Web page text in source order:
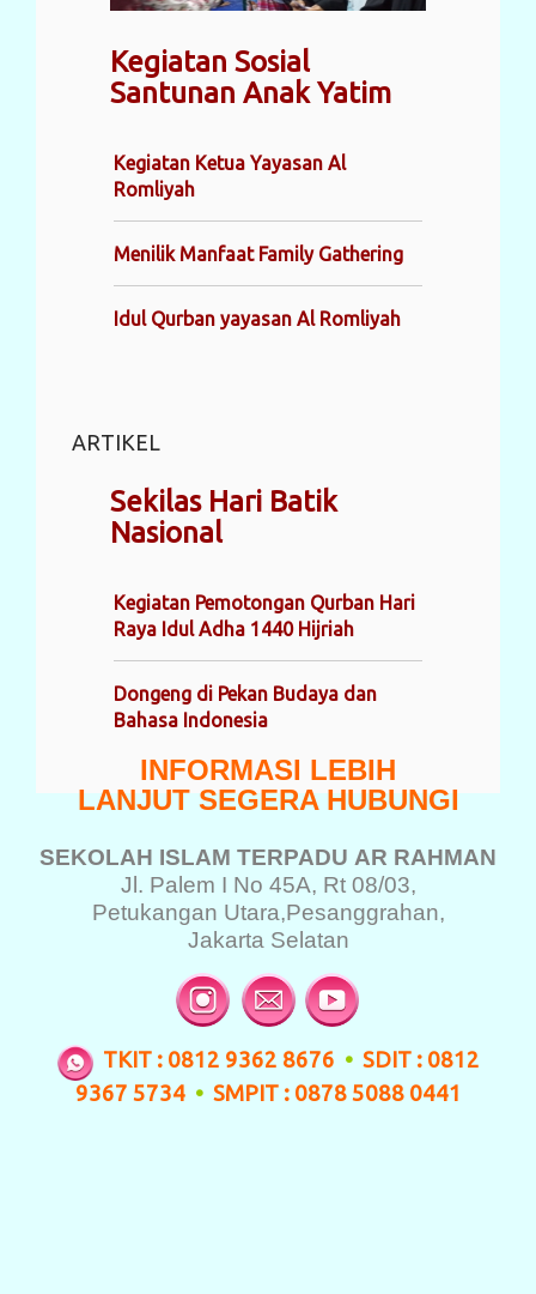
Kegiatan Sosial
Santunan Anak Yatim
Kegiatan Ketua Yayasan Al
Romliyah
Menilik Manfaat Family Gathering
Idul Qurban yayasan Al Romliyah
ARTIKEL
Sekilas Hari Batik
Nasional
Kegiatan Pemotongan Qurban Hari
Raya Idul Adha 1440 Hijriah
Dongeng di Pekan Budaya dan
Bahasa Indonesia
INFORMASI LEBIH
LANJUT SEGERA HUBUNGI
SEKOLAH ISLAM TERPADU AR RAHMAN
Jl. Palem I No 45A, Rt 08/03,
Petukangan Utara,Pesanggrahan,
Jakarta Selatan
TKIT : 0812 9362 8676 • SDIT : 0812
9367 5734 • SMPIT : 0878 5088 0441